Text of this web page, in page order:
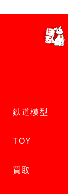
鉄道模型
TOY
買取